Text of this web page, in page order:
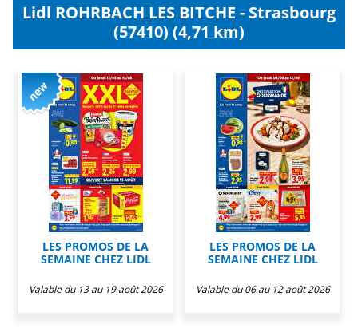
Lidl ROHRBACH LES BITCHE - Strasbourg
(57410) (4,71 km)
LES PROMOS DE LA
SEMAINE CHEZ LIDL
Valable du 13 au 19 août 2026
LES PROMOS DE LA
SEMAINE CHEZ LIDL
Valable du 06 au 12 août 2026